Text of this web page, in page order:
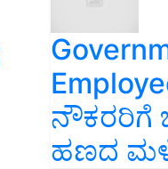
ನೌಕರರಿಗೆ
ಹಣದ